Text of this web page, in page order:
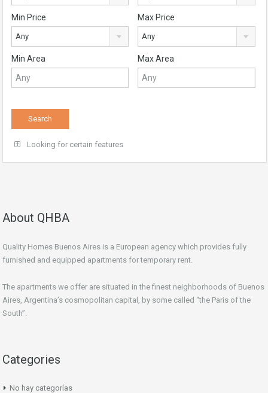
Min Price
Any
Max Price
Any
Min Area Max Area
Looking for certain features
About QHBA
Quality Homes Buenos Aires is a European agency which provides fully
furnished and equipped apartments for temporary rent.
The apartments we offer are situated in the finest neighborhoods of Buenos
Aires, Argentina’s cosmopolitan capital, by some called “the Paris of the
South”.
Categories
No hay categorías